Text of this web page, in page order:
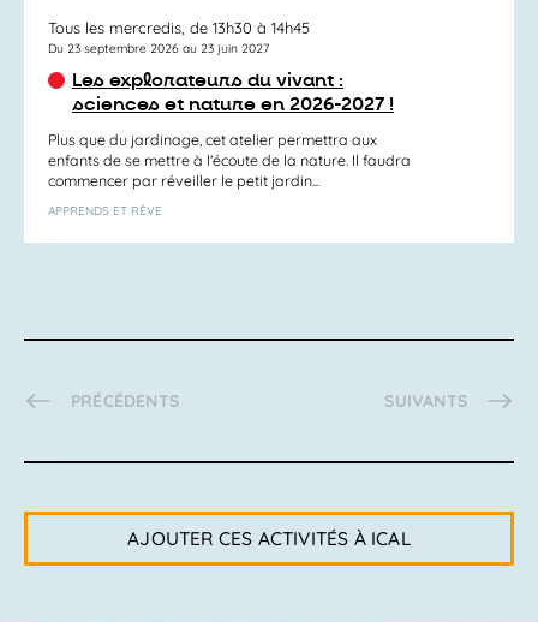
Tous les mercredis, de 13h30 à 14h45
Du 23 septembre 2026 au 23 juin 2027
Les explorateurs du vivant :
sciences et nature en 2026-2027 !
Plus que du jardinage, cet atelier permettra aux
enfants de se mettre à l’écoute de la nature. Il faudra
commencer par réveiller le petit jardin...
APPRENDS ET RÊVE
ACTIVITÉS
PRÉCÉDENTS ACTIVITÉS
SUIVANTS
AJOUTER CES ACTIVITÉS À ICAL